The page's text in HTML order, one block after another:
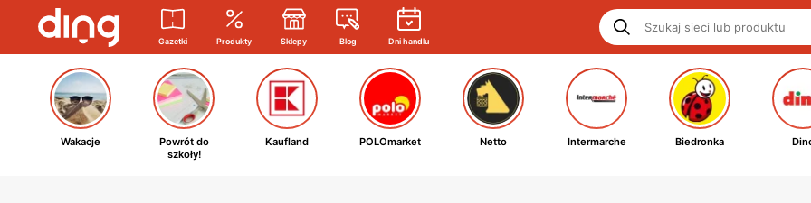
Gazetki Produkty Sklepy Blog Dni handlu
Wakacje
Powrót do
szkoły!
Kaufland POLOmarket Netto Intermarche Biedronka